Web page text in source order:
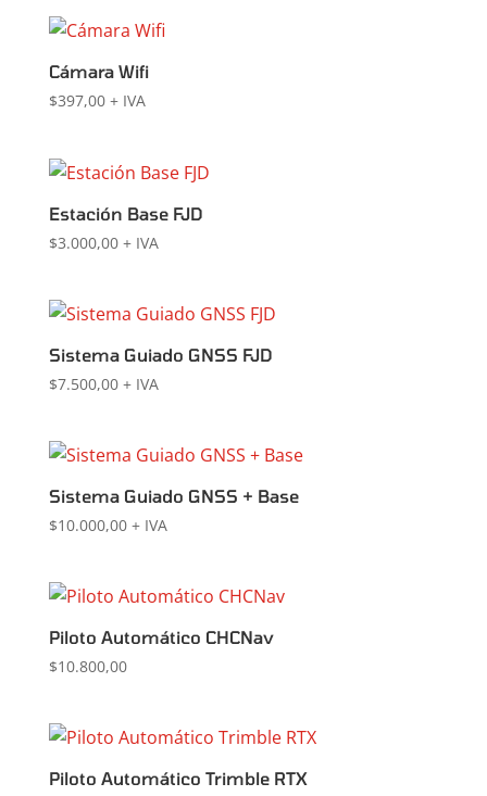
Cámara Wifi
$397,00 + IVA
Estación Base FJD
$3.000,00 + IVA
Sistema Guiado GNSS FJD
$7.500,00 + IVA
Sistema Guiado GNSS + Base
$10.000,00 + IVA
Piloto Automático CHCNav
$10.800,00
Piloto Automático Trimble RTX